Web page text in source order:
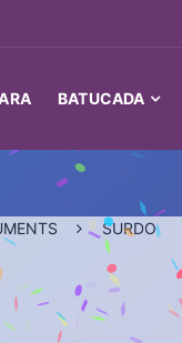
BATUCADA
SURDO